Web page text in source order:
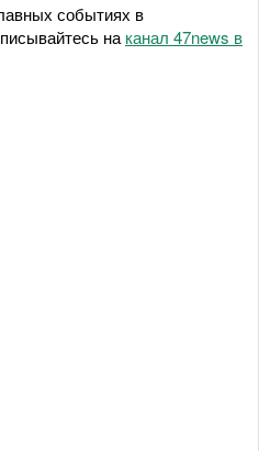
событиях в
на канал 47news в